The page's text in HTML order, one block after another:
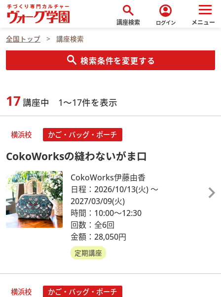
search
講座検索
account_circle
ログイン メニュー
全国トップ 講座検索
search 検索条件を変更する
17 講座中 1～17件を表示
横浜校 かご・バッグ・ポーチ
CokoWorksの縫わないがま口
CokoWorks伊藤由香
日程：2026/10/13(火)～
2027/03/09(火)
時間：10:00～12:30
回数：全6回
金額：28,050円
定期講座
横浜校 かご・バッグ・ポーチ